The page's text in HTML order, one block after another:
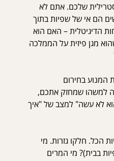
שלכם. אתם לא
הם אי של שפיות בתוך
הדיגיטלית – האם הוא
מגן פיזית על הממלכה
המנוע בחירום
למשהו שמחזק אתכם,
לא עשה" למצב של "איך
הכל. חלקו גזרות. מי
בבית)? מי המרים